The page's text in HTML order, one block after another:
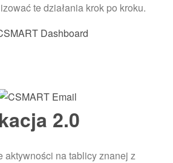
te działania krok po kroku.
2.0
aktywności na tablicy znanej z